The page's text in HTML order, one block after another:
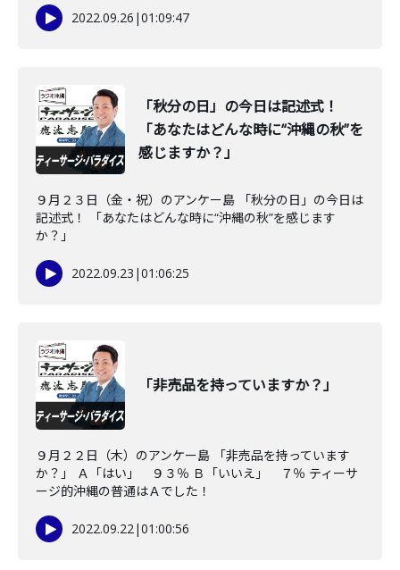
2022.09.26 |01:09:47
「秋分の日」の今日は記述式！
「あなたはどんな時に“沖縄の秋”を
感じますか？」
９月２３日（金・祝）のアンケー島 「秋分の日」の今日は
記述式！ 「あなたはどんな時に“沖縄の秋”を感じます
か？」
2022.09.23 |01:06:25
「非売品を持っていますか？」
９月２２日（木）のアンケー島 「非売品を持っています
か？」 Ａ「はい」 ９３％ Ｂ「いいえ」 ７％ ティーサ
ージ的沖縄の普通はＡでした！
2022.09.22|01:00:56